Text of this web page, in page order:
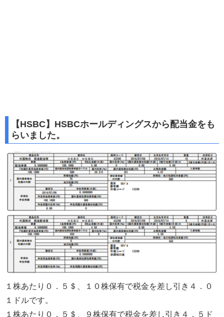
【HSBC】HSBCホールディングスから配当金をも
らいました。
１株あたり０．５＄、１０株保有で税金を差し引き４．０
１ドルです。
１株あたり０．５＄、９株保有で税金を差し引き４．５ド